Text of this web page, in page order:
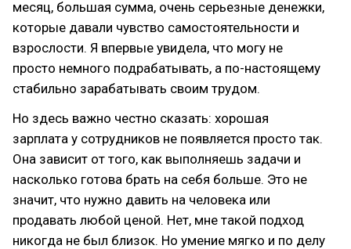
месяц, большая сумма, очень серьезные денежки,
которые давали чувство самостоятельности и
взрослости. Я впервые увидела, что могу не
просто немного подрабатывать, а по-настоящему
стабильно зарабатывать своим трудом.
Но здесь важно честно сказать: хорошая
зарплата у сотрудников не появляется просто так.
Она зависит от того, как выполняешь задачи и
насколько готова брать на себя больше. Это не
значит, что нужно давить на человека или
продавать любой ценой. Нет, мне такой подход
никогда не был близок. Но умение мягко и по делу